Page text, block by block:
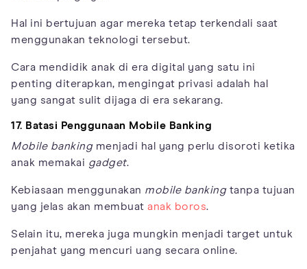
Hal ini bertujuan agar mereka tetap terkendali saat
menggunakan teknologi tersebut.
Cara mendidik anak di era digital yang satu ini
penting diterapkan, mengingat privasi adalah hal
yang sangat sulit dijaga di era sekarang.
17. Batasi Penggunaan Mobile Banking
Mobile bankingmenjadi hal yang perlu disoroti ketika
anak memakai gadget.
Kebiasaan menggunakan mobile bankingtanpa tujuan
yang jelas akan membuat anak boros.
Selain itu, mereka juga mungkin menjadi target untuk
penjahat yang mencuri uang secara online.